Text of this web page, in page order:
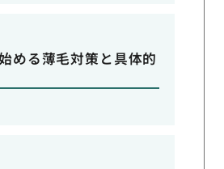
める薄毛対策と具体的